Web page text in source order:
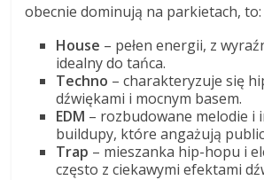
obecnie dominują na parkietach, to:
House – pełen energii, z
idealny do tańca.
Techno – charakteryzuje się
dźwiękami i mocnym basem.
EDM – rozbudowane melodie i
buildupy, które angażują
Trap – mieszanka hip-hopu i
często z ciekawymi efektami